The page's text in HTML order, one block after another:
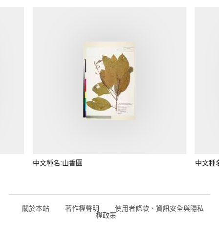
中文種名:山香圓 中文種
關於本站 著作權聲明 使用者條款、資訊安全與隱私
權政策